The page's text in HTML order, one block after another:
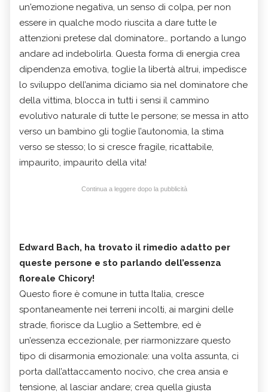
un'emozione negativa, un senso di colpa, per non
essere in qualche modo riuscita a dare tutte le
attenzioni pretese dal dominatore… portando a lungo
andare ad indebolirla. Questa forma di energia crea
dipendenza emotiva, toglie la libertà altrui, impedisce
lo sviluppo dell’anima diciamo sia nel dominatore che
della vittima, blocca in tutti i sensi il cammino
evolutivo naturale di tutte le persone; se messa in atto
verso un bambino gli toglie l’autonomia, la stima
verso se stesso; lo si cresce fragile, ricattabile,
impaurito, impaurito della vita!
Continua a leggere dopo la pubblicità
Edward Bach, ha trovato il rimedio adatto per
queste persone e sto parlando dell’essenza
floreale Chicory!
Questo fiore è comune in tutta Italia, cresce
spontaneamente nei terreni incolti, ai margini delle
strade, fiorisce da Luglio a Settembre, ed è
un’essenza eccezionale, per riarmonizzare questo
tipo di disarmonia emozionale: una volta assunta, ci
porta dall’attaccamento nocivo, che crea ansia e
tensione, al lasciar andare; crea quella giusta